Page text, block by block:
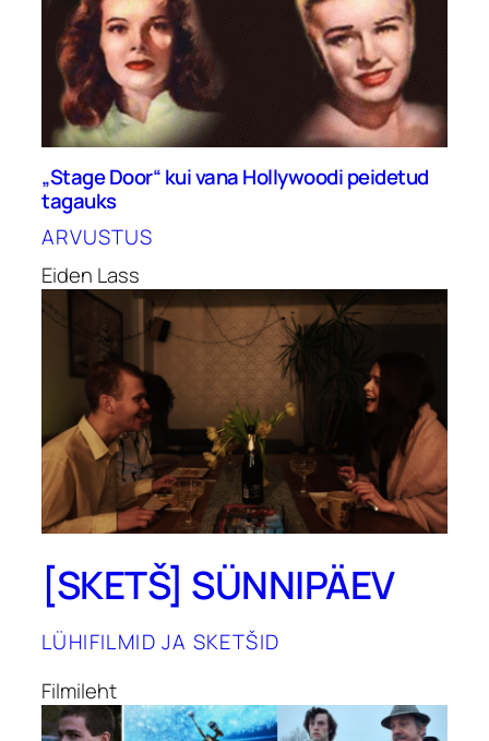
„Stage Door“ kui vana Hollywoodi peidetud
tagauks
ARVUSTUS
Eiden Lass
[SKETŠ] SÜNNIPÄEV
LÜHIFILMID JA SKETŠID
Filmileht